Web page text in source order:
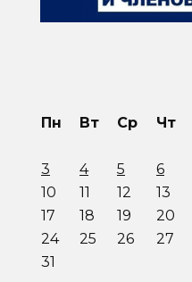
Пн Вт Ср Чт
3
4 5 6
10
11 12 13
17
18 19 20
24
25 26 27
31